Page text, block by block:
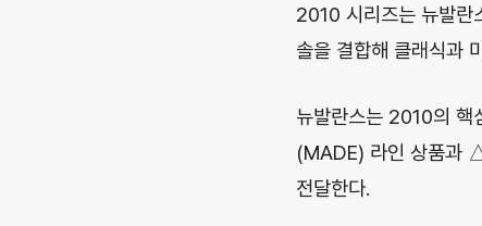
2010 시리즈는 뉴발란
솔을 결합해 클래식과
뉴발란스는 2010의
(MADE) 라인 상품
전달한다.